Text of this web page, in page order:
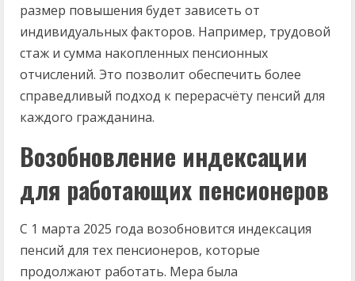
размер повышения будет зависеть от
индивидуальных факторов. Например, трудовой
стаж и сумма накопленных пенсионных
отчислений. Это позволит обеспечить более
справедливый подход к перерасчёту пенсий для
каждого гражданина.
Возобновление индексации
для работающих пенсионеров
С 1 марта 2025 года возобновится индексация
пенсий для тех пенсионеров, которые
продолжают работать. Мера была